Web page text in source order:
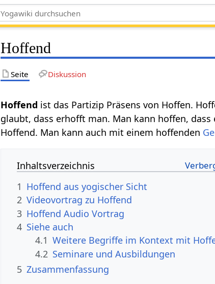
Hoffend
Seite Diskussion
ist das Partizip Präsens von Hoffen.
glaubt, dass erhofft man. Man kann hoffen,
Hoffend. Man kann auch mit einem hoffenden
Inhaltsverzeichnis
1 Hoffend aus yogischer Sicht
2
3
Hoffend‏‎ Audio Vortrag
4 Siehe auch
4.1
4.2 Seminare und Ausbildungen
5 Zusammenfassung